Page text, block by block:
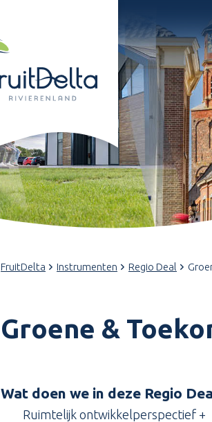
FruitDelta Instrumenten Regio Deal
Groene &
Wat doen we in deze Regio
Ruimtelijk ontwikkelperspectief +